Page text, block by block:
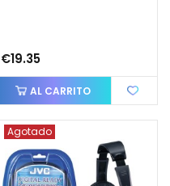
€19.35
AL CARRITO
Agotado